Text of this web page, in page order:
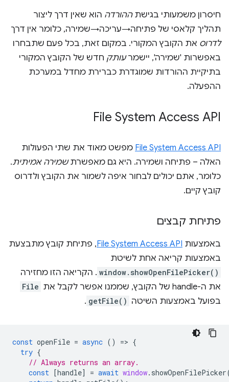
חיסרון משמעותי בגישתההורדה הוא שאין דרך ליצור
תהליך קלאסי של פתיחה→עריכה→שמירה, כלומר אין דרך
לדרוס את הקובץ המקורי. במקום זאת, בכל פעם שתבחרו
באפשרות 'שמירה', יישמרעותק חדש של הקובץ המקורי
בתיקיית ההורדות שמוגדרת כברירת מחדל במערכת
ההפעלה.
‫File System Access API
File System Access API מפשט מאוד את שתי הפעולות
האלה – פתיחה ושמירה. היא גם מאפשרתשמירה אמיתית.
כלומר, אתם יכולים לבחור איפה לשמור את הקובץ ולדרוס
קובץ קיים.
פתיחת קבצים
באמצעות File System Access API, פתיחת קובץ מתבצעת
באמצעות קריאה אחת לשיטת
window.showOpenFilePicker() . הקריאה הזו מחזירה
את ה-handle של הקובץ, שממנו אפשר לקבל את
File
בפועל באמצעות השיטה getFile()
.
const openFile = async () => {
try {
// Always returns an array.
const [handle] = await window. showOpenFilePicker